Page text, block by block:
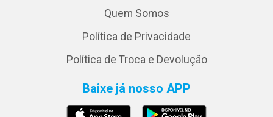
Quem Somos
Política de Privacidade
Política de Troca e Devolução
Baixe já nosso APP